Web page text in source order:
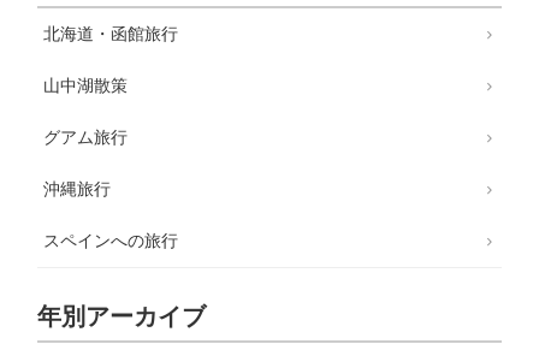
北海道・函館旅行
山中湖散策
グアム旅行
沖縄旅行
スペインへの旅行
年別アーカイブ